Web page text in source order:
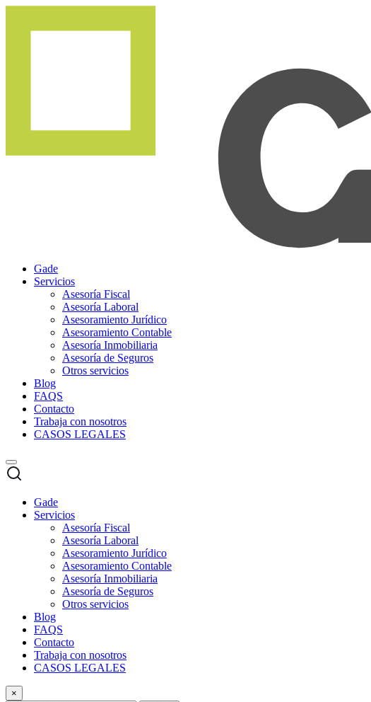
Gade
Servicios
Asesoría Fiscal
Asesoría Laboral
Asesoramiento Jurídico
Asesoramiento Contable
Asesoría Inmobiliaria
Asesoría de Seguros
Otros servicios
Blog
FAQS
Contacto
Trabaja con nosotros
CASOS LEGALES
Gade
Servicios
Asesoría Fiscal
Asesoría Laboral
Asesoramiento Jurídico
Asesoramiento Contable
Asesoría Inmobiliaria
Asesoría de Seguros
Otros servicios
Blog
FAQS
Contacto
Trabaja con nosotros
CASOS LEGALES
×